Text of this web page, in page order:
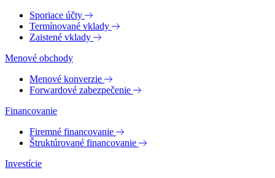
Sporiace účty
Termínované vklady
Zaistené vklady
Menové obchody
Menové konverzie
Forwardové zabezpečenie
Financovanie
Firemné financovanie
Štruktúrované financovanie
Investície